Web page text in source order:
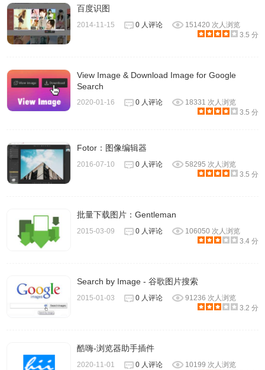
百度识图
2014-11-15 0 人评论
151420 次人浏览
3.5 分
View Image & Download Image for Google
Search
2020-01-16 0 人评论
18331 次人浏览
3.5 分
Fotor：图像编辑器
2016-07-10 0 人评论
58295 次人浏览
3.5 分
批量下载图片：Gentleman
2015-03-09 0 人评论
106050 次人浏览
3.4 分
Search by Image - 谷歌图片搜索
2015-01-03 0 人评论
91236 次人浏览
3.2 分
酷嗨-浏览器助手插件
2020-11-01 0 人评论
10199 次人浏览